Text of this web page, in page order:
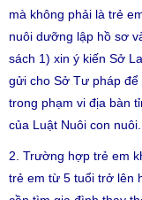
mà không phải là trẻ
nuôi dưỡng lập hồ sơ
sách 1) xin ý kiến Sở
gửi cho Sở Tư pháp
trong phạm vi địa bàn
của Luật Nuôi con nuôi.
2. Trường hợp trẻ em
trẻ em từ 5 tuổi trở lên